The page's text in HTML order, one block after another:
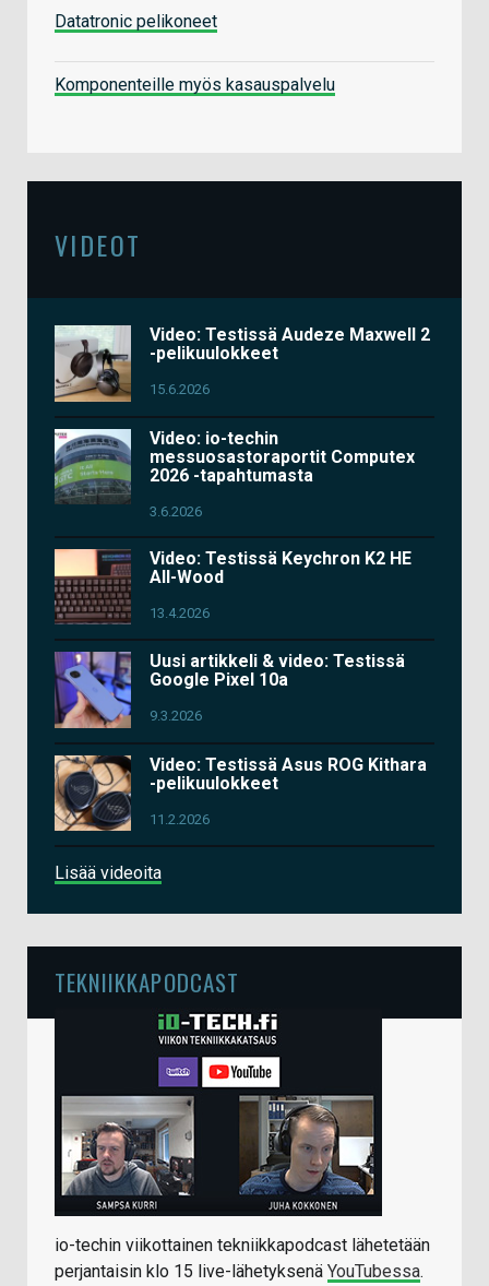
Datatronic pelikoneet
Komponenteille myös kasauspalvelu
VIDEOT
Video: Testissä Audeze Maxwell 2
-pelikuulokkeet
15.6.2026
Video: io-techin
messuosastoraportit Computex
2026 -tapahtumasta
3.6.2026
Video: Testissä Keychron K2 HE
All-Wood
13.4.2026
Uusi artikkeli & video: Testissä
Google Pixel 10a
9.3.2026
Video: Testissä Asus ROG Kithara
-pelikuulokkeet
11.2.2026
Lisää videoita
TEKNIIKKAPODCAST
io-techin viikottainen tekniikkapodcast lähetetään
perjantaisin klo 15 live-lähetyksenä YouTubessa.